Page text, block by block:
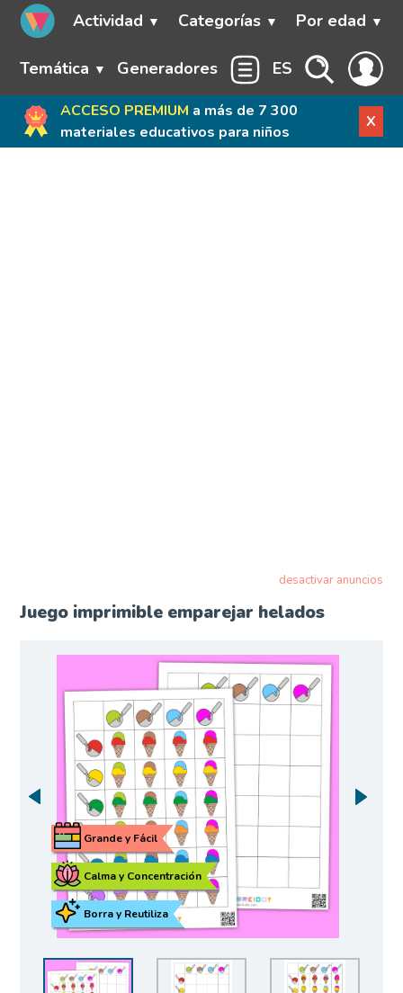
Actividad Categorías Por edad
Temática Generadores ES
ACCESO PREMIUM a más de 7 300
materiales educativos para niños
X
desactivar anuncios
Juego imprimible emparejar helados
Borra y Reutiliza
Calma y Concentración
Grande y Fácil